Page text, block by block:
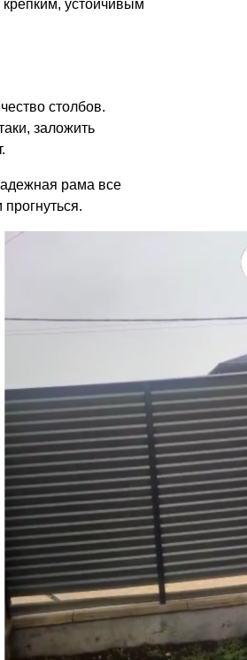
устойчивым
столбов.
заложить
рама все